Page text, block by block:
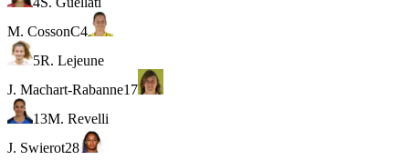
M. CossonC4
5R. Lejeune
J. Machart-Rabanne17
13M. Revelli
J. Swierot28